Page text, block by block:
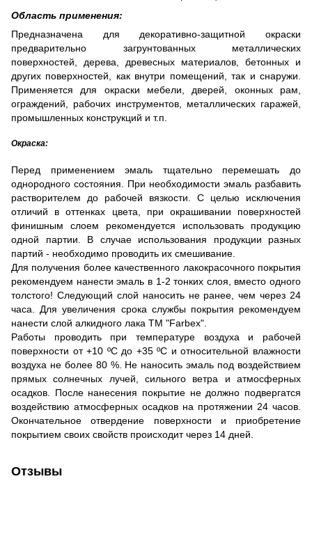
Область применения:
Предназначена для декоративно-защитной окраски
предварительно загрунтованных металлических
поверхностей, дерева, древесных материалов, бетонных и
других поверхностей, как внутри помещений, так и снаружи.
Применяется для окраски мебели, дверей, оконных рам,
ограждений, рабочих инструментов, металлических гаражей,
промышленных конструкций и т.п.
Окраска:
Перед применением эмаль тщательно перемешать до
однородного состояния. При необходимости эмаль разбавить
растворителем до рабочей вязкости. С целью исключения
отличий в оттенках цвета, при окрашивании поверхностей
финишным слоем рекомендуется использовать продукцию
одной партии. В случае использования продукции разных
партий - необходимо проводить их смешивание.
Для получения более качественного лакокрасочного покрытия
рекомендуем нанести эмаль в 1-2 тонких слоя, вместо одного
толстого! Следующий слой наносить не ранее, чем через 24
часа. Для увеличения срока службы покрытия рекомендуем
нанести слой алкидного лака ТМ "Farbex".
Работы проводить при температуре воздуха и рабочей
поверхности от +10 ºС до +35 ºС и относительной влажности
воздуха не более 80 %. Не наносить эмаль под воздействием
прямых солнечных лучей, сильного ветра и атмосферных
осадков. После нанесения покрытие не должно подвергатся
воздействию атмосферных осадков на протяжении 24 часов.
Окончательное отвердение поверхности и приобретение
покрытием своих свойств происходит через 14 дней.
Отзывы